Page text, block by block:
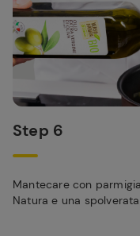
Step 6
Mantecare con
Natura e una